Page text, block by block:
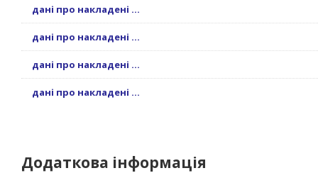
дані про накладені ...
дані про накладені ...
дані про накладені ...
дані про накладені ...
Додаткова інформація